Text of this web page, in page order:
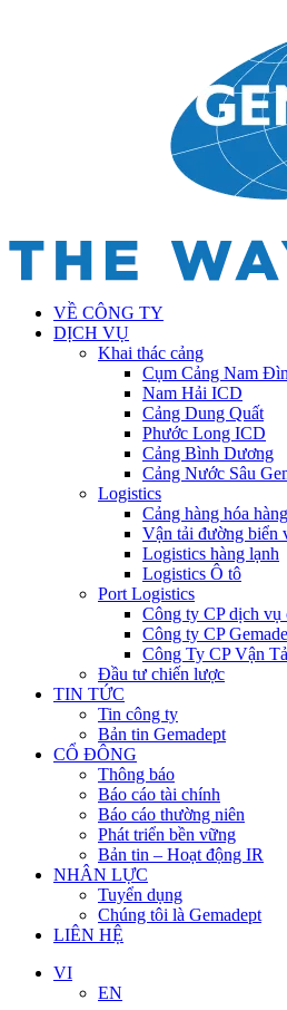
VỀ CÔNG TY
DỊCH VỤ
Khai thác cảng
Cụm Cảng Nam
Nam Hải ICD
Cảng Dung Quất
Phước Long ICD
Cảng Bình Dương
Cảng Nước Sâu
Logistics
Cảng hàng hóa
Vận tải đường biển
Logistics hàng lạnh
Logistics Ô tô
Port Logistics
Công ty CP dịch vụ
Công ty CP
Công Ty CP Vận
Đầu tư chiến lược
TIN TỨC
Tin công ty
Bản tin Gemadept
CỔ ĐÔNG
Thông báo
Báo cáo tài chính
Báo cáo thường niên
Phát triển bền vững
Bản tin – Hoạt động IR
NHÂN LỰC
Tuyển dụng
Chúng tôi là Gemadept
LIÊN HỆ
VI
EN